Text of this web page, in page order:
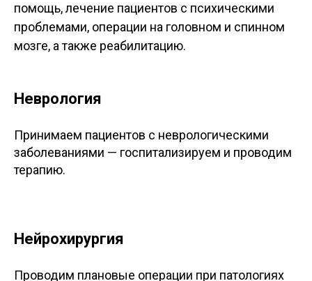
помощь, лечение пациентов с психическими
проблемами, операции на головном и спинном
мозге, а также реабилитацию.
Неврология
Принимаем пациентов с неврологическими
заболеваниями — госпитализируем и проводим
терапию.
Нейрохирургия
Проводим плановые операции при патологиях